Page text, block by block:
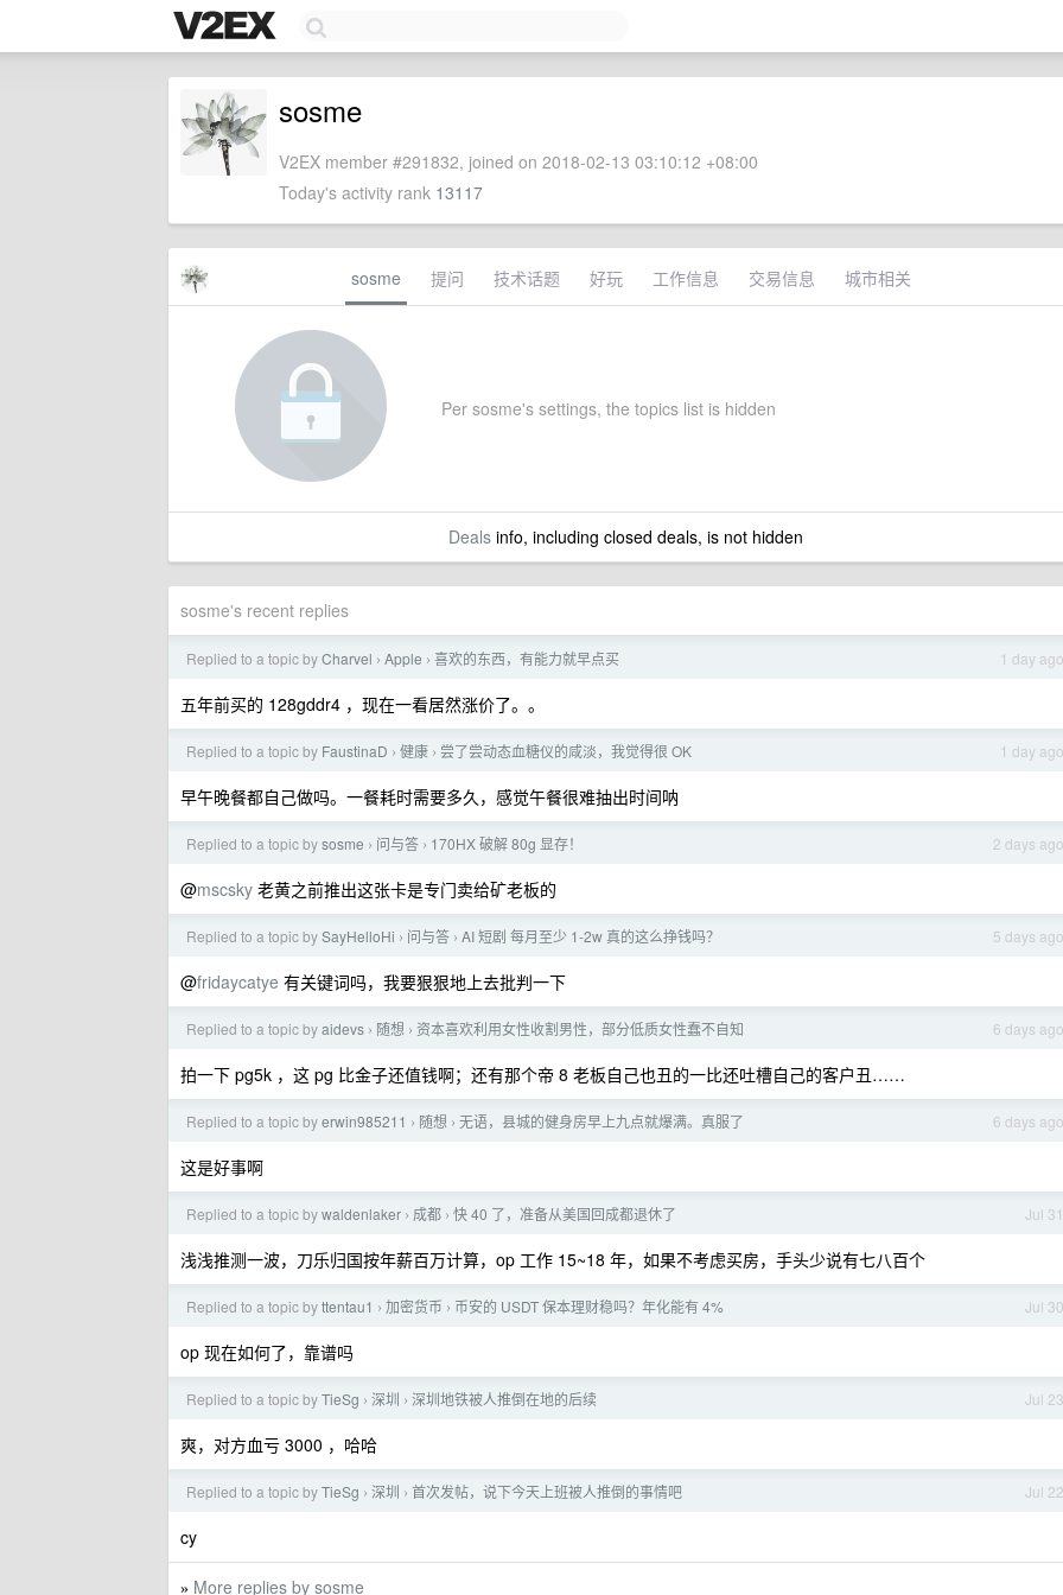
sosme
V2EX member #291832, joined on 2018-02-13 03:10:12 +08:00
Today's activity rank 13117
sosme 提问 技术话题 好玩 工作信息 交易信息 城市相关
Per sosme's settings, the topics list is hidden
Dealsinfo, including closed deals, is not hidden
sosme's recent replies
1 day ago
Replied to a topic byCharvel › Apple › 喜欢的东西，有能力就早点买
五年前买的 128gddr4 ，现在一看居然涨价了。。
1 day ago
Replied to a topic by FaustinaD › 健康 › 尝了尝动态血糖仪的咸淡，我觉得很 OK
早午晚餐都自己做吗。一餐耗时需要多久，感觉午餐很难抽出时间呐
2 days ago
Replied to a topic bysosme › 问与答 › 170HX 破解 80g 显存！
@mscsky 老黄之前推出这张卡是专门卖给矿老板的
5 days ago
Replied to a topic bySayHelloHi › 问与答 › AI 短剧 每月至少 1-2w 真的这么挣钱吗？
@fridaycatye 有关键词吗，我要狠狠地上去批判一下
6 days ago
Replied to a topic byaidevs › 随想 › 资本喜欢利用女性收割男性，部分低质女性蠢不自知
拍一下 pg5k ，这 pg 比金子还值钱啊；还有那个帝 8 老板自己也丑的一比还吐槽自己的客户丑……
6 days ago
Replied to a topic byerwin985211 › 随想 › 无语，县城的健身房早上九点就爆满。真服了
这是好事啊
Jul 31
Replied to a topic bywaldenlaker › 成都 › 快 40 了，准备从美国回成都退休了
浅浅推测一波，刀乐归国按年薪百万计算，op 工作 15~18 年，如果不考虑买房，手头少说有七八百个
Jul 30
Replied to a topic byttentau1 › 加密货币 › 币安的 USDT 保本理财稳吗？年化能有 4%
op 现在如何了，靠谱吗
Jul 23
Replied to a topic byTieSg › 深圳 › 深圳地铁被人推倒在地的后续
爽，对方血亏 3000 ，哈哈
Jul 22
Replied to a topic byTieSg › 深圳 › 首次发帖，说下今天上班被人推倒的事情吧
cy
» More replies by sosme